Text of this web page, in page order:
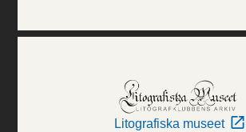
Litografiska museet